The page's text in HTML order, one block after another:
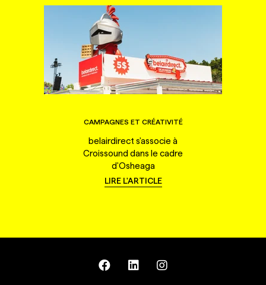
CAMPAGNES ET CRÉATIVITÉ
belairdirect s'associe à
Croissound dans le cadre
d'Osheaga
LIRE L'ARTICLE